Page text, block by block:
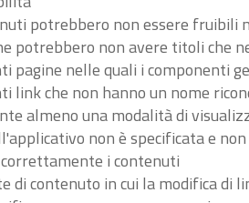
potrebbero non essere fruibili
potrebbero non avere titoli che
pagine nelle quali i componenti
link che non hanno un nome
almeno una modalità di
non è specificata e
i contenuti
di contenuto in cui la modifica